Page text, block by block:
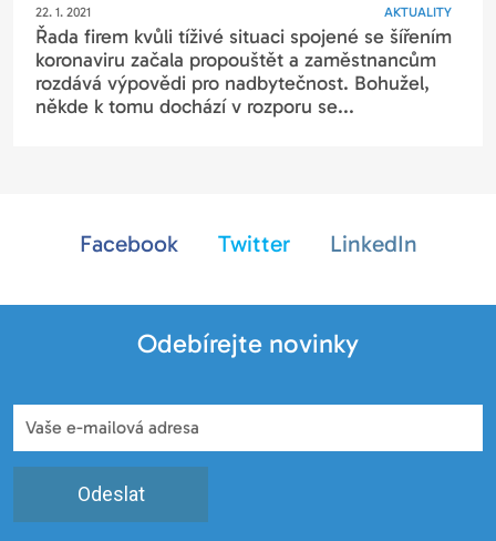
22. 1. 2021 AKTUALITY
Řada firem kvůli tíživé situaci spojené se šířením
koronaviru začala propouštět a zaměstnancům
rozdává výpovědi pro nadbytečnost. Bohužel,
někde k tomu dochází v rozporu se...
Facebook Twitter LinkedIn
Odebírejte novinky
Odeslat